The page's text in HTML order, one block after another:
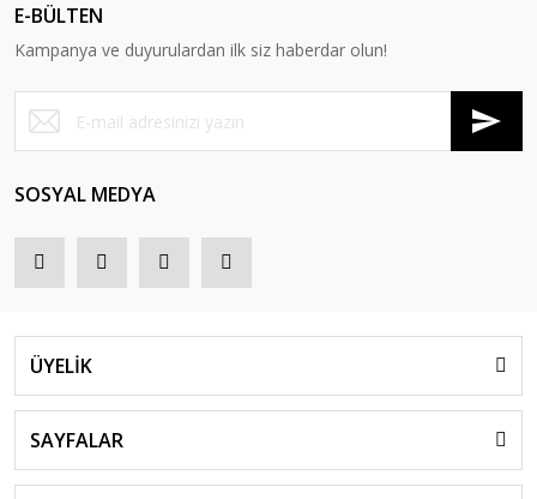
E-BÜLTEN
Kampanya ve duyurulardan ilk siz haberdar olun!
SOSYAL MEDYA
ÜYELİK
SAYFALAR